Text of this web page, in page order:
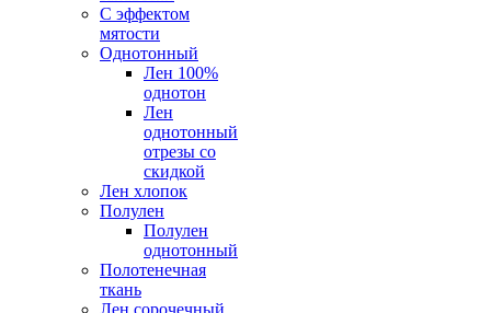
С эффектом
мятости
Однотонный
Лен 100%
однотон
Лен
однотонный
отрезы со
скидкой
Лен хлопок
Полулен
Полулен
однотонный
Полотенечная
ткань
Лен сорочечный